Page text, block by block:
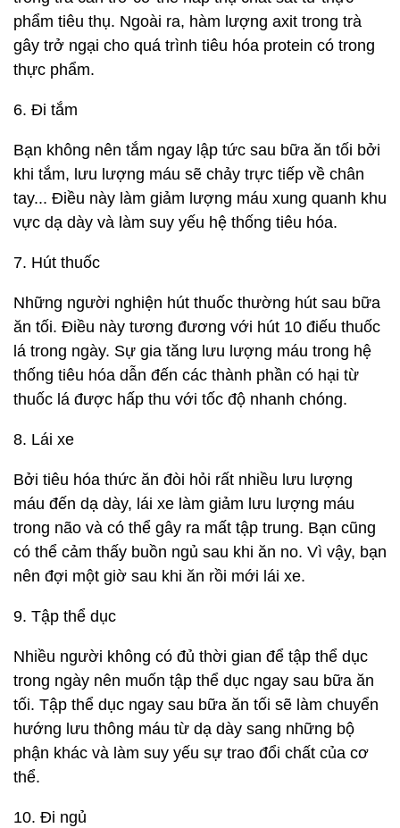
phẩm tiêu thụ. Ngoài ra, hàm lượng axit trong trà
gây trở ngại cho quá trình tiêu hóa protein có trong
thực phẩm.
6. Đi tắm
Bạn không nên tắm ngay lập tức sau bữa ăn tối bởi
khi tắm, lưu lượng máu sẽ chảy trực tiếp về chân
tay... Điều này làm giảm lượng máu xung quanh khu
vực dạ dày và làm suy yếu hệ thống tiêu hóa.
7. Hút thuốc
Những người nghiện hút thuốc thường hút sau bữa
ăn tối. Điều này tương đương với hút 10 điếu thuốc
lá trong ngày. Sự gia tăng lưu lượng máu trong hệ
thống tiêu hóa dẫn đến các thành phần có hại từ
thuốc lá được hấp thu với tốc độ nhanh chóng.
8. Lái xe
Bởi tiêu hóa thức ăn đòi hỏi rất nhiều lưu lượng
máu đến dạ dày, lái xe làm giảm lưu lượng máu
trong não và có thể gây ra mất tập trung. Bạn cũng
có thể cảm thấy buồn ngủ sau khi ăn no. Vì vậy, bạn
nên đợi một giờ sau khi ăn rồi mới lái xe.
9. Tập thể dục
Nhiều người không có đủ thời gian để tập thể dục
trong ngày nên muốn tập thể dục ngay sau bữa ăn
tối. Tập thể dục ngay sau bữa ăn tối sẽ làm chuyển
hướng lưu thông máu từ dạ dày sang những bộ
phận khác và làm suy yếu sự trao đổi chất của cơ
thể.
10. Đi ngủ